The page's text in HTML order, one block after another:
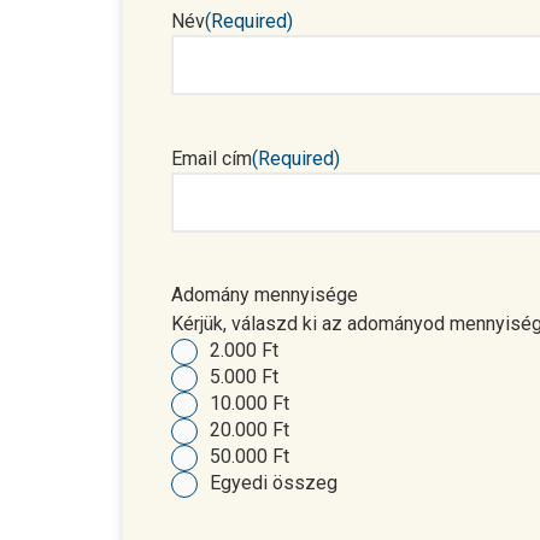
Név(Required)
Email cím(Required)
Adomány mennyisége
Kérjük, válaszd ki az adományod
2.000 Ft
5.000 Ft
10.000 Ft
20.000 Ft
50.000 Ft
Egyedi összeg